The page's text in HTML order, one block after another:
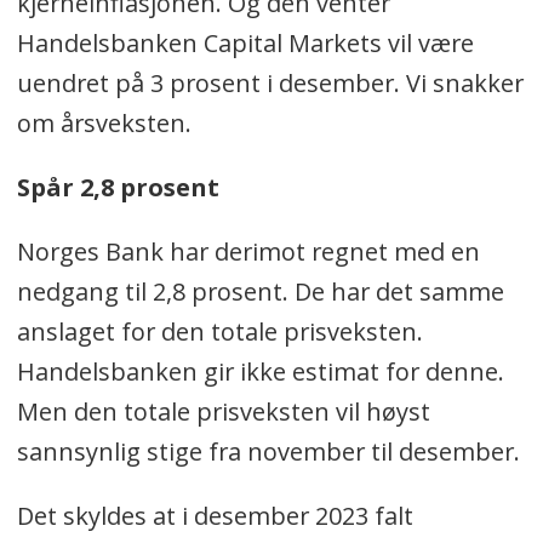
Handelsbanken Capital Markets vil være
uendret på 3 prosent i desember. Vi snakker
om årsveksten.
Spår 2,8 prosent
Norges Bank har derimot regnet med en
nedgang til 2,8 prosent. De har det samme
anslaget for den totale prisveksten.
Handelsbanken gir ikke estimat for denne.
Men den totale prisveksten vil høyst
sannsynlig stige fra november til desember.
Det skyldes at i desember 2023 falt